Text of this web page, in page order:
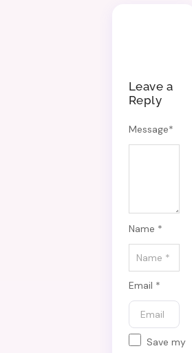
Leave a
Reply
Message*
Name *
Email *
Save my